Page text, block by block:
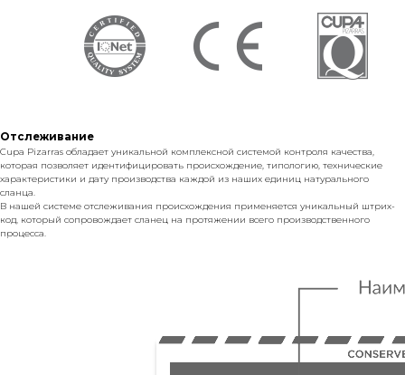
Отслеживание
Cupa Pizarras обладает уникальной комплексной системой контроля качества,
которая позволяет идентифицировать происхождение, типологию, технические
характеристики и дату производства каждой из наших единиц натурального
сланца.
В нашей системе отслеживания происхождения применяется уникальный штрих-
код, который сопровождает сланец на протяжении всего производственного
процесса.